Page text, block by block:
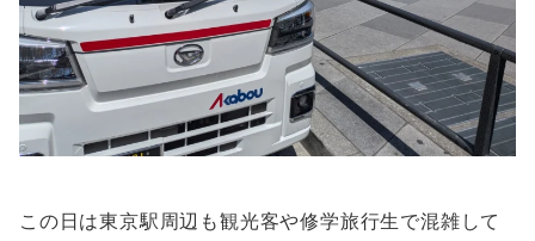
この日は東京駅周辺も観光客や修学旅行生で混雑して